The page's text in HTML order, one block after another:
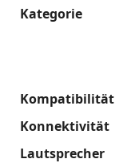
Kategorie
Kompatibilität
Konnektivität
Lautsprecher